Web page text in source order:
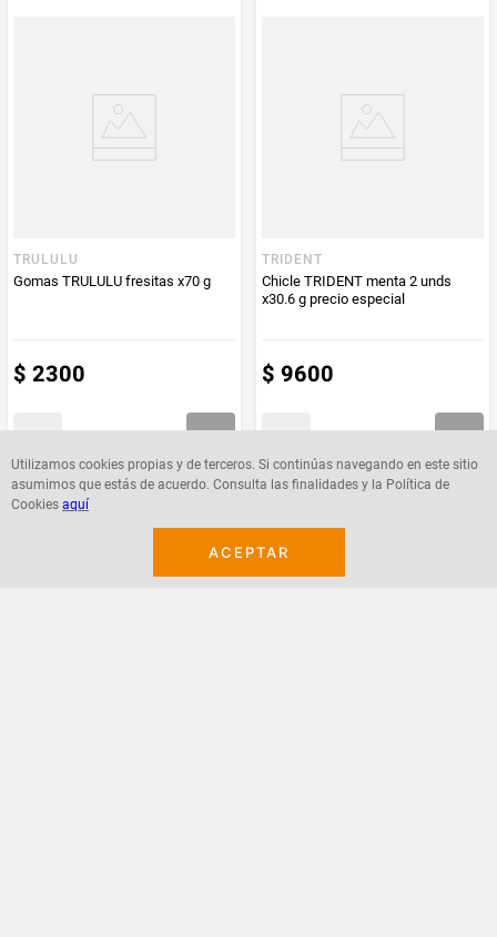
Utilizamos cookies propias y de terceros. Si continúas navegando en este sitio
asumimos que estás de acuerdo. Consulta las finalidades y la Política de
Cookies aquí
ACEPTAR
TRULULU
Gomas TRULULU fresitas x70 g
$ 2300
TRIDENT
Chicle TRIDENT menta 2 unds
x30.6 g precio especial
$ 9600